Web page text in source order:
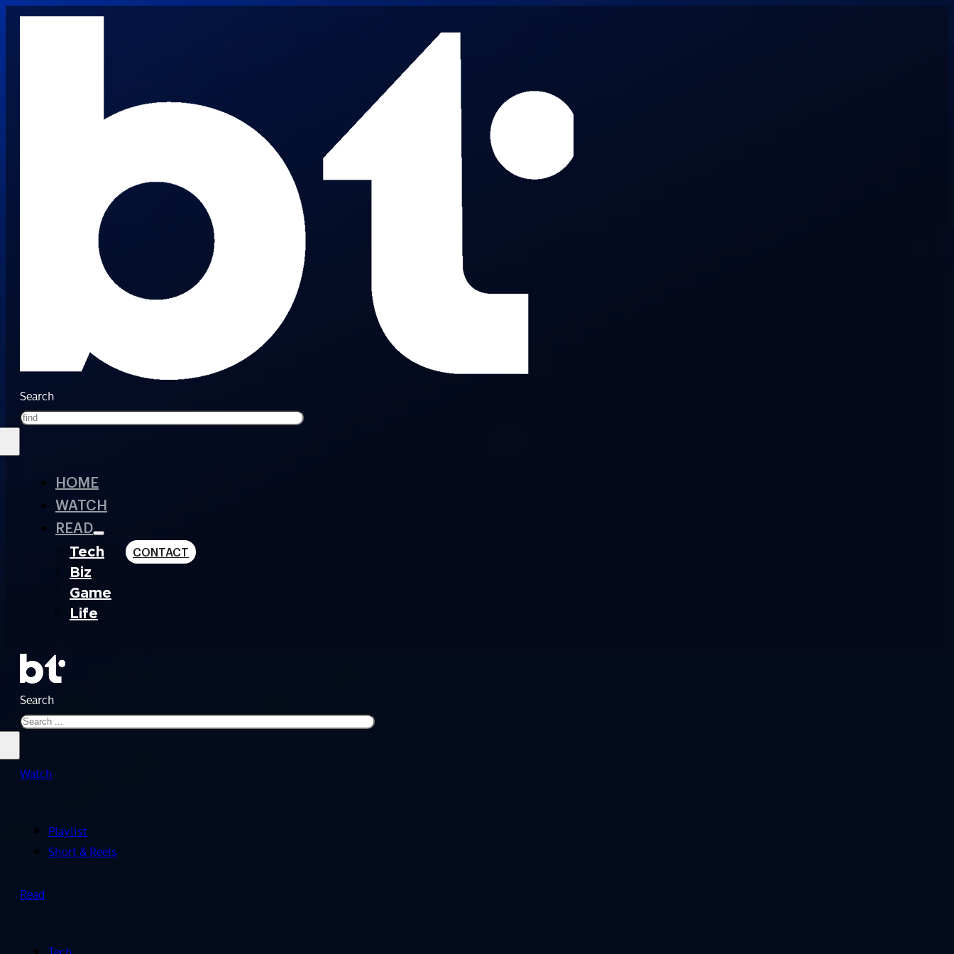
Search
HOME
WATCH
READ
Tech
Biz
Game
Life
CONTACT
Search
Watch
Playlist
Short & Reels
Read